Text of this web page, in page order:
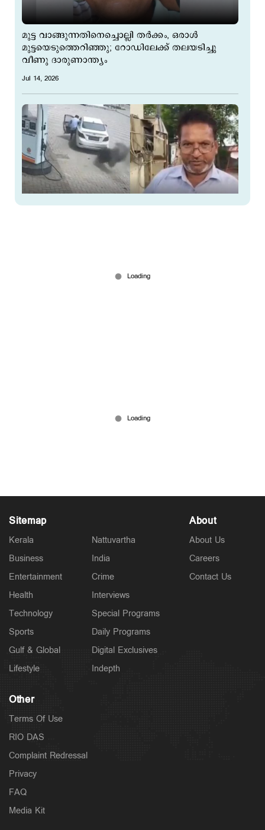
മുട്ട വാങ്ങുന്നതിനെച്ചൊല്ലി തര്‍ക്കം, ഒരാള്‍
മുട്ടയെടുത്തെറിഞ്ഞു; റോഡിലേക്ക് തലയടിച്ചു
വീണു ദാരുണാന്ത്യം
Jul 14, 2026
Sitemap
Kerala
Business
Entertainment
Health
Technology
Sports
Gulf & Global
Lifestyle
Nattuvartha
India
Crime
Interviews
Special Programs
Daily Programs
Digital Exclusives
Indepth
About
About Us
Careers
Contact Us
Other
Terms Of Use
RIO DAS
Complaint Redressal
Privacy
FAQ
Media Kit